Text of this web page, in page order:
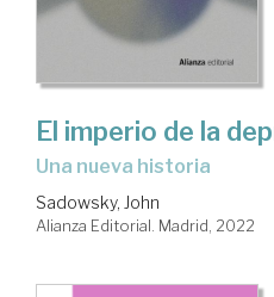
El imperio de la
una nueva historia
Sadowsky, John
Alianza Editorial. Madrid, 2022